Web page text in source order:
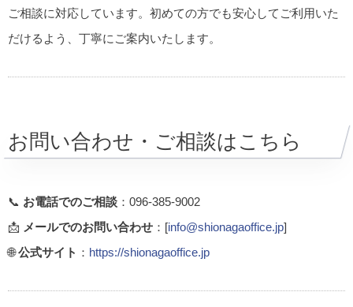
ご相談に対応しています。初めての方でも安心してご利用いた
だけるよう、丁寧にご案内いたします。
お問い合わせ・ご相談はこちら
📞 お電話でのご相談 ：096-385-9002
📩 メールでのお問い合わせ ：[info@shionagaoffice.jp]
🌐公式サイト ： https://shionagaoffice.jp